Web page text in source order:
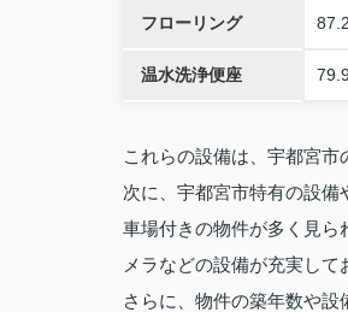
フローリング
温水洗浄便座
これらの設備は、宇都宮市
次に、宇都宮市特有の設
車場付きの物件が多く見ら
メラなどの設備が充実して
さらに、物件の築年数や